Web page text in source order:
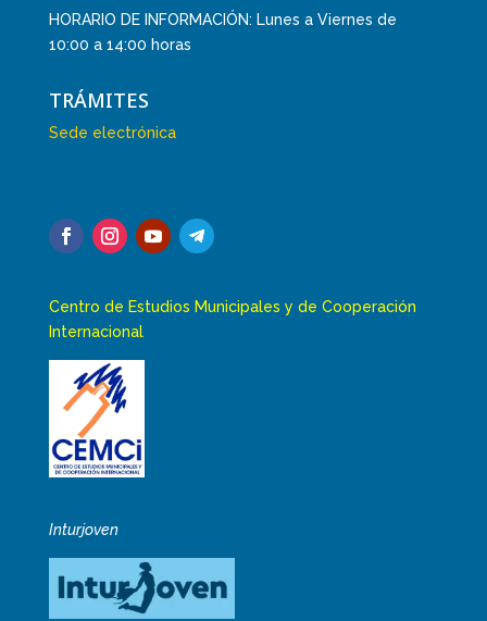
HORARIO DE INFORMACIÓN: Lunes a Viernes de
10:00 a 14:00 horas
TRÁMITES
Sede electrónica
Centro de Estudios Municipales y de Cooperación
Internacional
Inturjoven